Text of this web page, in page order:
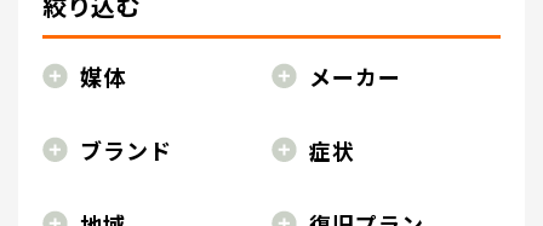
媒体 メーカー
ブランド 症状